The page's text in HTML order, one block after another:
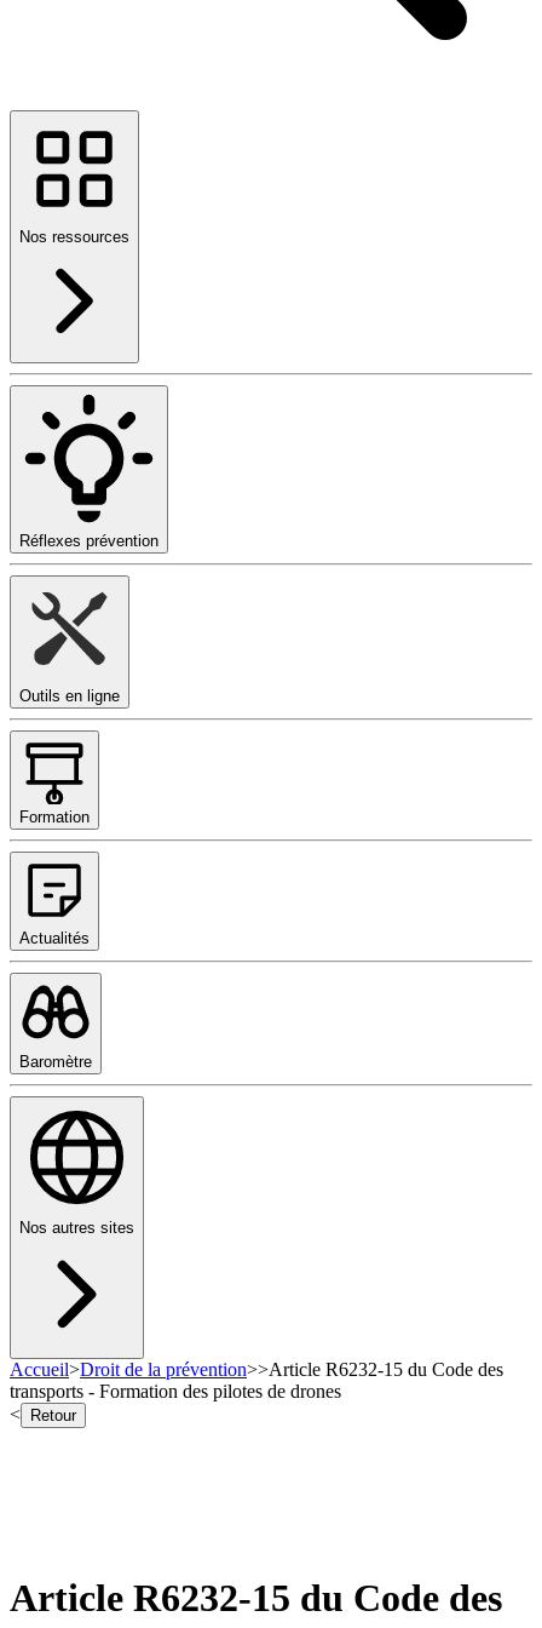
Nos ressources
Réflexes prévention
Outils en ligne
Formation
Actualités
Baromètre
Nos autres sites
Accueil>Droit de la prévention>>Article R6232-15 du Code des
transports - Formation des pilotes de drones
<
Retour
Article R6232-15 du Code des